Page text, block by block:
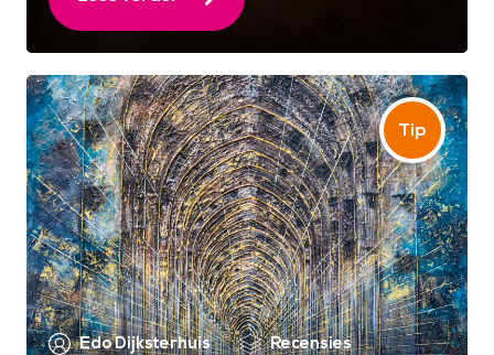
Edo Dijksterhuis Recensies